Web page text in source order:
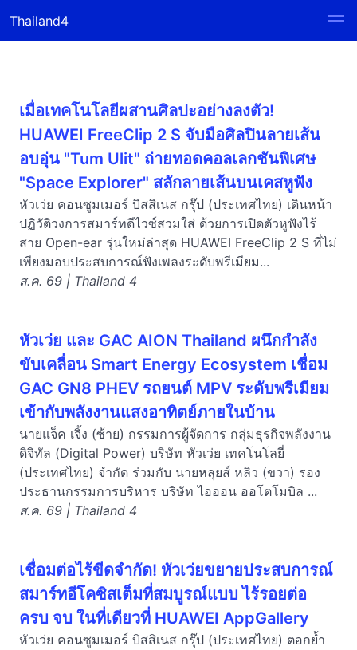
Thailand4
เมื่อเทคโนโลยีผสานศิลปะอย่างลงตัว!
HUAWEI FreeClip 2 S จับมือศิลปินลายเส้น
อบอุ่น "Tum Ulit" ถ่ายทอดคอลเลกชันพิเศษ
"Space Explorer" สลักลายเส้นบนเคสหูฟัง
หัวเว่ย คอนซูมเมอร์ บิสสิเนส กรุ๊ป (ประเทศไทย) เดินหน้า
ปฏิวัติวงการสมาร์ทดีไวซ์สวมใส่ ด้วยการเปิดตัวหูฟังไร้
สาย Open-ear รุ่นใหม่ล่าสุด HUAWEI FreeClip 2 S ที่ไม่
เพียงมอบประสบการณ์ฟังเพลงระดับพรีเมียม...
ส.ค. 69 | Thailand 4
หัวเว่ย และ GAC AION Thailand ผนึกกำลัง
ขับเคลื่อน Smart Energy Ecosystem เชื่อม
GAC GN8 PHEV รถยนต์ MPV ระดับพรีเมียม
เข้ากับพลังงานแสงอาทิตย์ภายในบ้าน
นายแจ็ค เจิ้ง (ซ้าย) กรรมการผู้จัดการ กลุ่มธุรกิจพลังงาน
ดิจิทัล (Digital Power) บริษัท หัวเว่ย เทคโนโลยี่
(ประเทศไทย) จำกัด ร่วมกับ นายหลุยส์ หลิว (ขวา) รอง
ประธานกรรมการบริหาร บริษัท ไอออน ออโตโมบิล ...
ส.ค. 69 | Thailand 4
เชื่อมต่อไร้ขีดจำกัด! หัวเว่ยขยายประสบการณ์
สมาร์ทอีโคซิสเต็มที่สมบูรณ์แบบ ไร้รอยต่อ
ครบ จบ ในที่เดียวที่ HUAWEI AppGallery
หัวเว่ย คอนซูมเมอร์ บิสสิเนส กรุ๊ป (ประเทศไทย) ตอกย้ำ